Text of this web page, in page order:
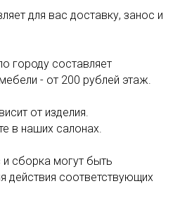
для вас доставку, занос и
городу составляет
- от 200 рублей этаж.
от изделия.
в наших салонах.
сборка могут быть
действия соответствующих